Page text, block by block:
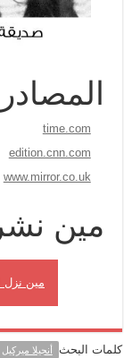
المصادر
time.com
edition.cnn.com
www.mirror.co.uk
مين
مين نزل
كلمات البحث أنجيلا ميركيل